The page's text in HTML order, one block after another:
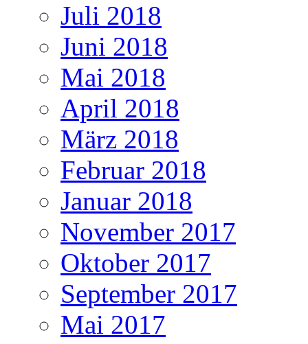
Juli 2018
Juni 2018
Mai 2018
April 2018
März 2018
Februar 2018
Januar 2018
November 2017
Oktober 2017
September 2017
Mai 2017